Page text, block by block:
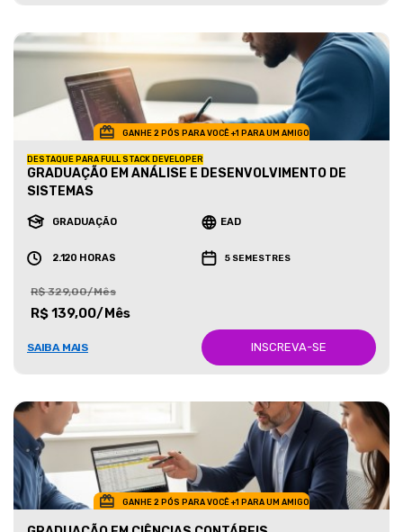
GANHE 2 PÓS PARA VOCÊ +1 PARA UM AMIGO
DESTAQUE PARA FULL STACK DEVELOPER
GRADUAÇÃO EM ANÁLISE E DESENVOLVIMENTO DE
SISTEMAS
GRADUAÇÃO EAD
2.120 HORAS 5 SEMESTRES
R$ 329,00/Mês
R$ 139,00/Mês
SAIBA MAIS INSCREVA-SE
GANHE 2 PÓS PARA VOCÊ +1 PARA UM AMIGO